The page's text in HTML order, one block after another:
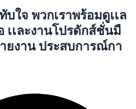
ใจ พวกเราพร้อมดูเเล
เเละงานโปรดักส์ชั่นมื
ยงาน ประสบการณ์กา